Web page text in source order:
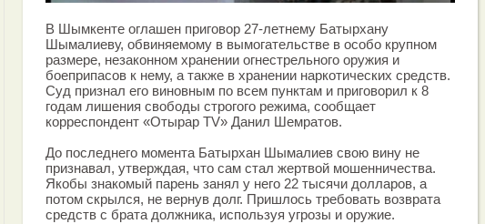
В Шымкенте оглашен приговор 27-летнему Батырхану
Шымалиеву, обвиняемому в вымогательстве в особо крупном
размере, незаконном хранении огнестрельного оружия и
боеприпасов к нему, а также в хранении наркотических средств.
Суд признал его виновным по всем пунктам и приговорил к 8
годам лишения свободы строгого режима, сообщает
корреспондент «Отырар TV» Данил Шемратов.
До последнего момента Батырхан Шымалиев свою вину не
признавал, утверждая, что сам стал жертвой мошенничества.
Якобы знакомый парень занял у него 22 тысячи долларов, а
потом скрылся, не вернув долг. Пришлось требовать возврата
средств с брата должника, используя угрозы и оружие.